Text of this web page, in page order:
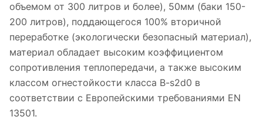
объемом от 300 литров и более), 50мм (баки 150-
200 литров), поддающегося 100% вторичной
переработке (экологически безопасный материал),
материал обладает высоким коэффициентом
сопротивления теплопередачи, а также высоким
классом огнестойкости класса B-s2d0 в
соответствии с Европейскими требованиями EN
13501.